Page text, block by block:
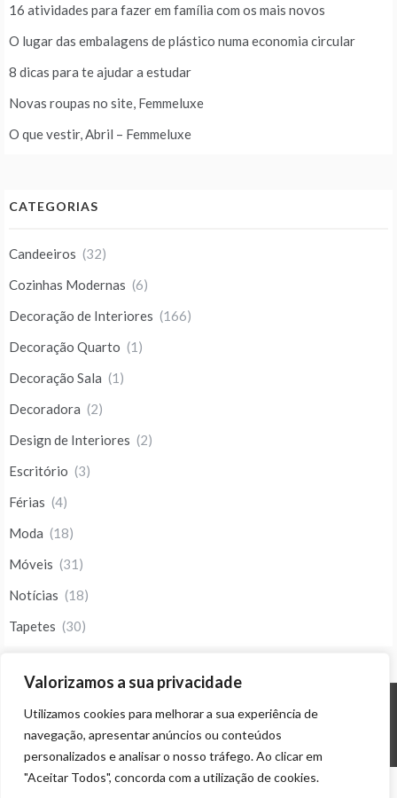
Valorizamos a sua privacidade
Utilizamos cookies para melhorar a sua experiência de
navegação, apresentar anúncios ou conteúdos
personalizados e analisar o nosso tráfego. Ao clicar em
"Aceitar Todos", concorda com a utilização de cookies.
16 atividades para fazer em família com os mais novos
O lugar das embalagens de plástico numa economia circular
8 dicas para te ajudar a estudar
Novas roupas no site, Femmeluxe
O que vestir, Abril – Femmeluxe
CATEGORIAS
Candeeiros (32)
Cozinhas Modernas (6)
Decoração de Interiores (166)
Decoração Quarto (1)
Decoração Sala (1)
Decoradora (2)
Design de Interiores (2)
Escritório (3)
Férias (4)
Moda (18)
Móveis (31)
Notícias (18)
Tapetes (30)